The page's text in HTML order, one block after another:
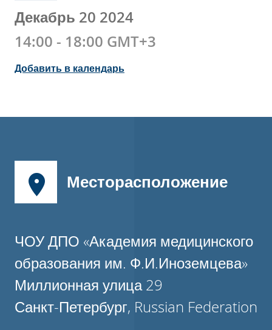
Декабрь 20 2024
14:00 - 18:00 GMT+3
Добавить в календарь
Месторасположение
ЧОУ ДПО «Академия медицинского
образования им. Ф.И.Иноземцева»
Миллионная улица 29
Санкт-Петербург, Russian Federation